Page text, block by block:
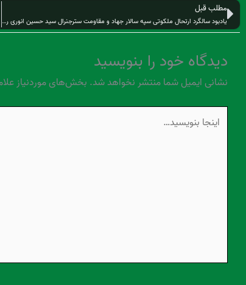
قبلی
مطلب قبل
یادبود سالگرد ارتحال ملکوتی سپه سالار جهاد و مقاومت سترجنرال سید حسین انوری ره در شهر مشهد مقدس
دیدگاه‌ خود را بنویسید
نشانی ایمیل شما منتشر نخواهد شد. بخش‌های موردنیاز
بنویسید…